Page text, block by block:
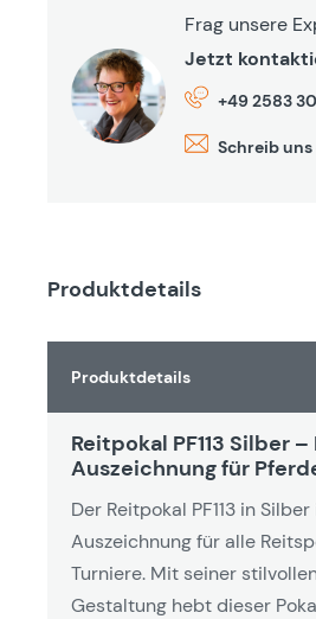
Frag unsere
Jetzt
+49 2583
Schreib uns
Produktdetails
Produktdetails
Reitpokal PF113 Silber
Auszeichnung für
Der Reitpokal PF113 in
Auszeichnung für alle
Turniere. Mit seiner
Gestaltung hebt dieser